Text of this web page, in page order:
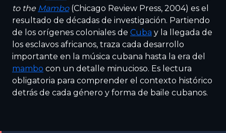
to the Mambo(Chicago Review Press, 2004) es el
resultado de décadas de investigación. Partiendo
de los orígenes coloniales de Cuba y la llegada de
los esclavos africanos, traza cada desarrollo
importante en la música cubana hasta la era del
mambo con un detalle minucioso. Es lectura
obligatoria para comprender el contexto histórico
detrás de cada género y forma de baile cubanos.